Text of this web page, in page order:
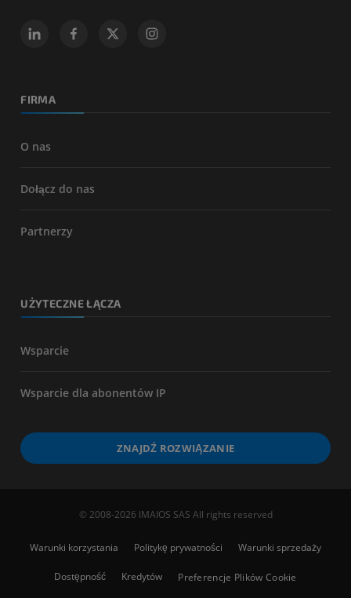
FIRMA
O nas
Dołącz do nas
Partnerzy
UŻYTECZNE ŁĄCZA
Wsparcie
Wsparcie dla abonentów IP
ZNAJDŹ ROZWIĄZANIE
© 2008-2026 IMAIOS SAS All rights reserved
Warunki korzystania Politykę prywatności Warunki sprzedaży
Dostępność Kredytów Preferencje Plików Cookie